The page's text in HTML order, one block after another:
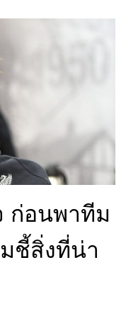
ก่อนพาทีม
ชี้สิ่งที่น่า